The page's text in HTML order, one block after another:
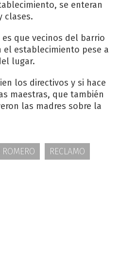
se enteran
clases.
que vecinos del barrio
el establecimiento pese a
lugar.
los directivos y si hace
maestras, que también
las madres sobre la
RECLAMO